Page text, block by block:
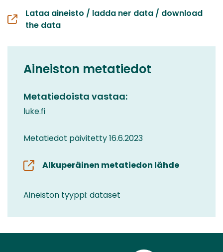
Lataa aineisto / ladda ner data / download
the data
Aineiston metatiedot
Metatiedoista vastaa:
luke.fi
Metatiedot päivitetty 16.6.2023
Alkuperäinen metatiedon lähde
Aineiston tyyppi: dataset